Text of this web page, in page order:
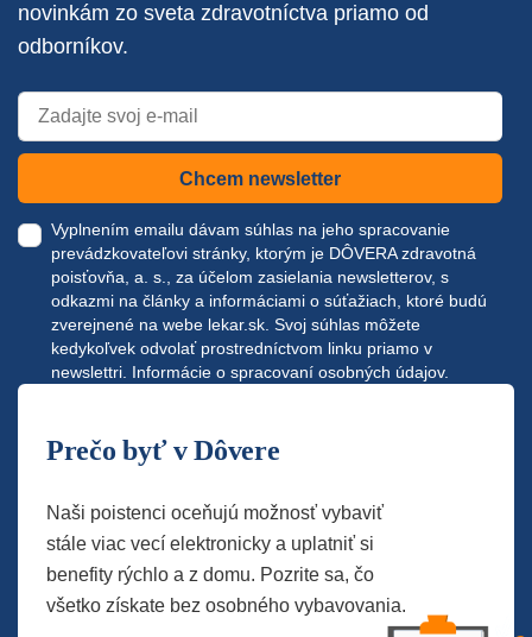
novinkám zo sveta zdravotníctva priamo od
odborníkov.
Chcem newsletter
Vyplnením emailu dávam súhlas na jeho spracovanie
prevádzkovateľovi stránky, ktorým je DÔVERA zdravotná
poisťovňa, a. s., za účelom zasielania newsletterov, s
odkazmi na články a informáciami o súťažiach, ktoré budú
zverejnené na webe lekar.sk. Svoj súhlas môžete
kedykoľvek odvolať prostredníctvom linku priamo v
newslettri. Informácie o spracovaní osobných údajov.
Prečo byť v Dôvere
Naši poistenci oceňujú možnosť vybaviť
stále viac vecí elektronicky a uplatniť si
benefity rýchlo a z domu. Pozrite sa, čo
všetko získate bez osobného vybavovania.